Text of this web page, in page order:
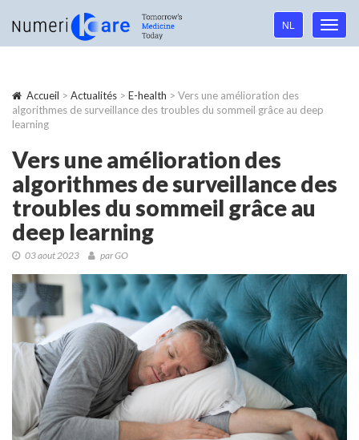
Language
navigation
NL
Accueil > Actualités > E-health > Vers une amélioration des
algorithmes de surveillance des troubles du sommeil grâce au deep
learning
Vers une amélioration des
algorithmes de surveillance des
troubles du sommeil grâce au
deep learning
03 aout 2023 par GO